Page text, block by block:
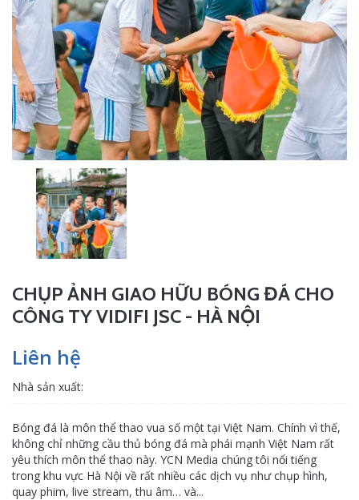
CHỤP ẢNH GIAO HỮU BÓNG ĐÁ CHO
CÔNG TY VIDIFI JSC - HÀ NỘI
Liên hệ
Nhà sản xuất:
Bóng đá là môn thể thao vua số một tại Việt Nam. Chính vì thế,
không chỉ những cầu thủ bóng đá mà phái mạnh Việt Nam rất
yêu thích môn thể thao này. YCN Media chúng tôi nổi tiếng
trong khu vực Hà Nội về rất nhiều các dịch vụ như chụp hình,
quay phim, live stream, thu âm… và...